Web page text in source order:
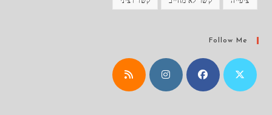
Follow Me